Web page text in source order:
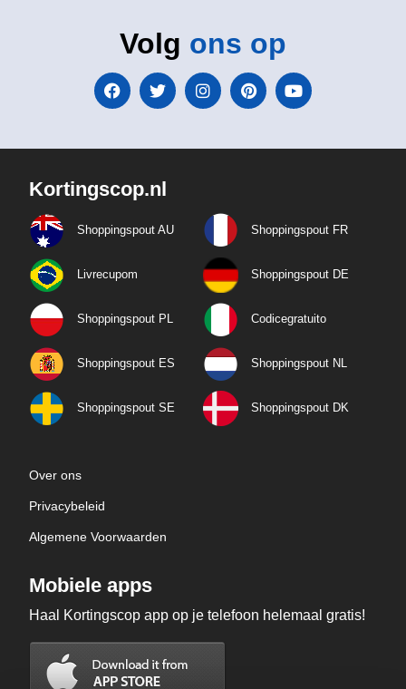
Volg ons op
Kortingscop.nl
Shoppingspout AU Shoppingspout FR
Livrecupom Shoppingspout DE
Shoppingspout PL Codicegratuito
Shoppingspout ES Shoppingspout NL
Shoppingspout SE Shoppingspout DK
Over ons
Privacybeleid
Algemene Voorwaarden
Mobiele apps
Haal Kortingscop app op je telefoon helemaal gratis!